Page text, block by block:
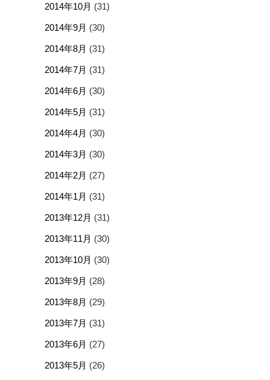
2014年10月 (31)
2014年9月 (30)
2014年8月 (31)
2014年7月 (31)
2014年6月 (30)
2014年5月 (31)
2014年4月 (30)
2014年3月 (30)
2014年2月 (27)
2014年1月 (31)
2013年12月 (31)
2013年11月 (30)
2013年10月 (30)
2013年9月 (28)
2013年8月 (29)
2013年7月 (31)
2013年6月 (27)
2013年5月 (26)